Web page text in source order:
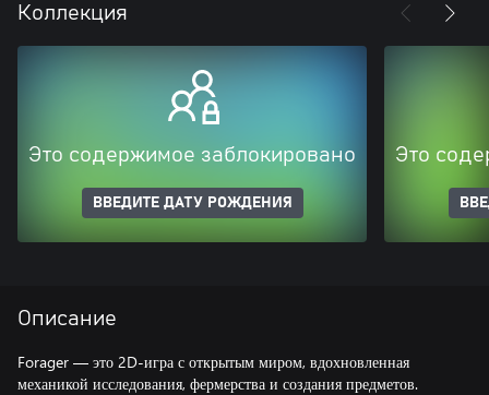
Коллекция
Это содержимое заблокировано
ВВЕДИТЕ ДАТУ РОЖДЕНИЯ
Это
Описание
Forager — это 2D-игра с открытым миром, вдохновленная
механикой исследования, фермерства и создания предметов.